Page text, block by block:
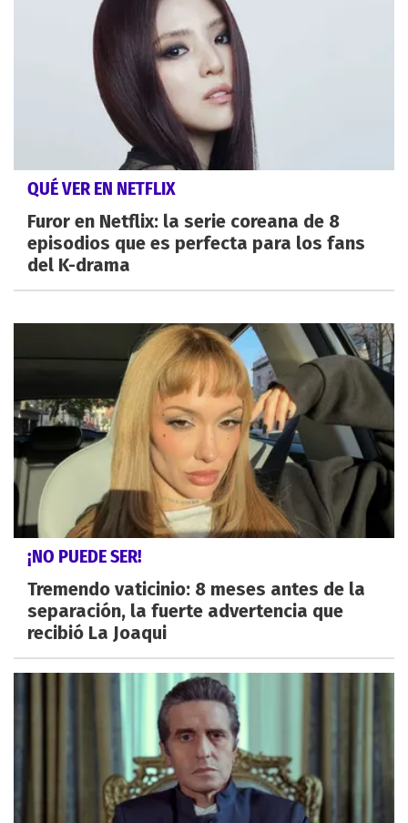
QUÉ VER EN NETFLIX
Furor en Netflix: la serie coreana de 8
episodios que es perfecta para los fans
del K-drama
¡NO PUEDE SER!
Tremendo vaticinio: 8 meses antes de la
separación, la fuerte advertencia que
recibió La Joaqui